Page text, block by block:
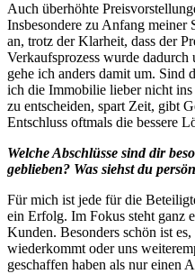
Auch überhöhte
Insbesondere zu Anfang meiner
an, trotz der Klarheit, dass der
Verkaufsprozess wurde
gehe ich anders damit um. Sind
ich die Immobilie lieber nicht
zu entscheiden, spart Zeit, gibt
Entschluss oftmals die bessere
Welche Abschlüsse sind dir
geblieben? Was siehst du
Für mich ist jede für die
ein Erfolg. Im Fokus steht ganz
Kunden. Besonders schön ist
wiederkommt oder uns
geschaffen haben als nur einen